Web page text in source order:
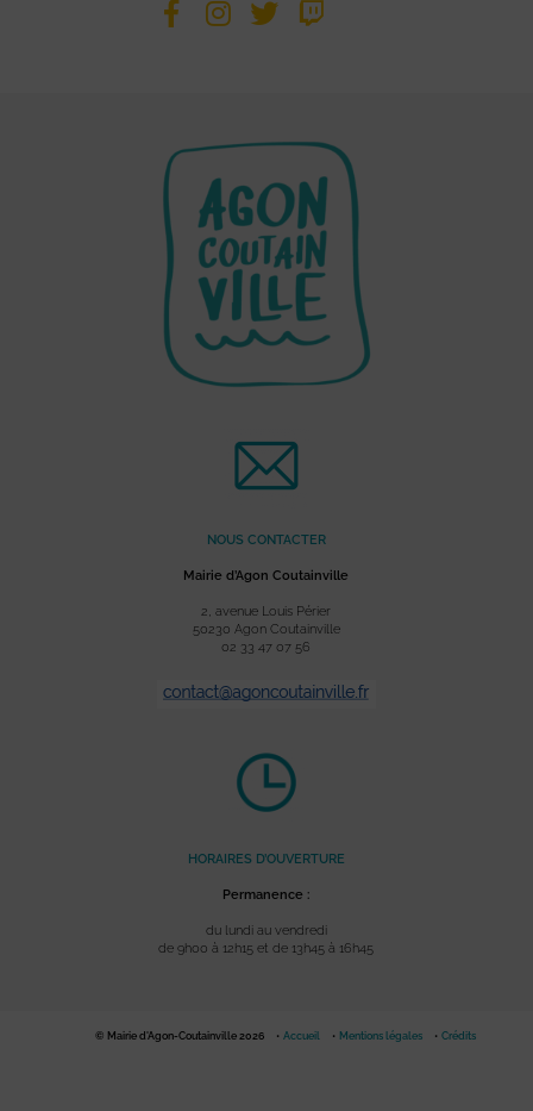
NOUS CONTACTER
Mairie d’Agon Coutainville
2, avenue Louis Périer
50230 Agon Coutainville
02 33 47 07 56
HORAIRES D’OUVERTURE
Permanence :
du lundi au vendredi
de 9h00 à 12h15 et de 13h45 à 16h45
© Mairie d'Agon-Coutainville 2026 Accueil Mentions légales Crédits